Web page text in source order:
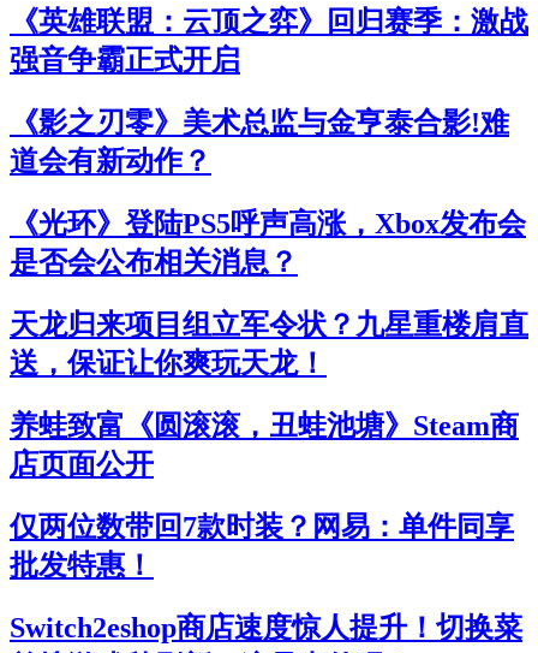
《英雄联盟：云顶之弈》回归赛季：激战
强音争霸正式开启
《影之刃零》美术总监与金亨泰合影!难
道会有新动作？
《光环》登陆PS5呼声高涨，Xbox发布会
是否会公布相关消息？
天龙归来项目组立军令状？九星重楼肩直
送，保证让你爽玩天龙！
养蛙致富《圆滚滚，丑蛙池塘》Steam商
店页面公开
仅两位数带回7款时装？网易：单件同享
批发特惠！
Switch2eshop商店速度惊人提升！切换菜